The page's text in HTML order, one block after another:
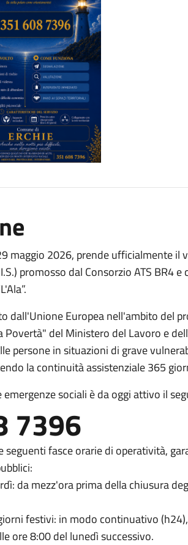
maggio 2026, prende ufficialmente il
promosso dal Consorzio ATS BR4
dall'Unione Europea nell'ambito del
Povertà" del Ministero del Lavoro e
persone in situazioni di grave
la continuità assistenziale 365
sociali è da oggi attivo il
7396
seguenti fasce orarie di operatività,
da mezz'ora prima della chiusura
festivi: in modo continuativo
ore 8:00 del lunedì successivo.